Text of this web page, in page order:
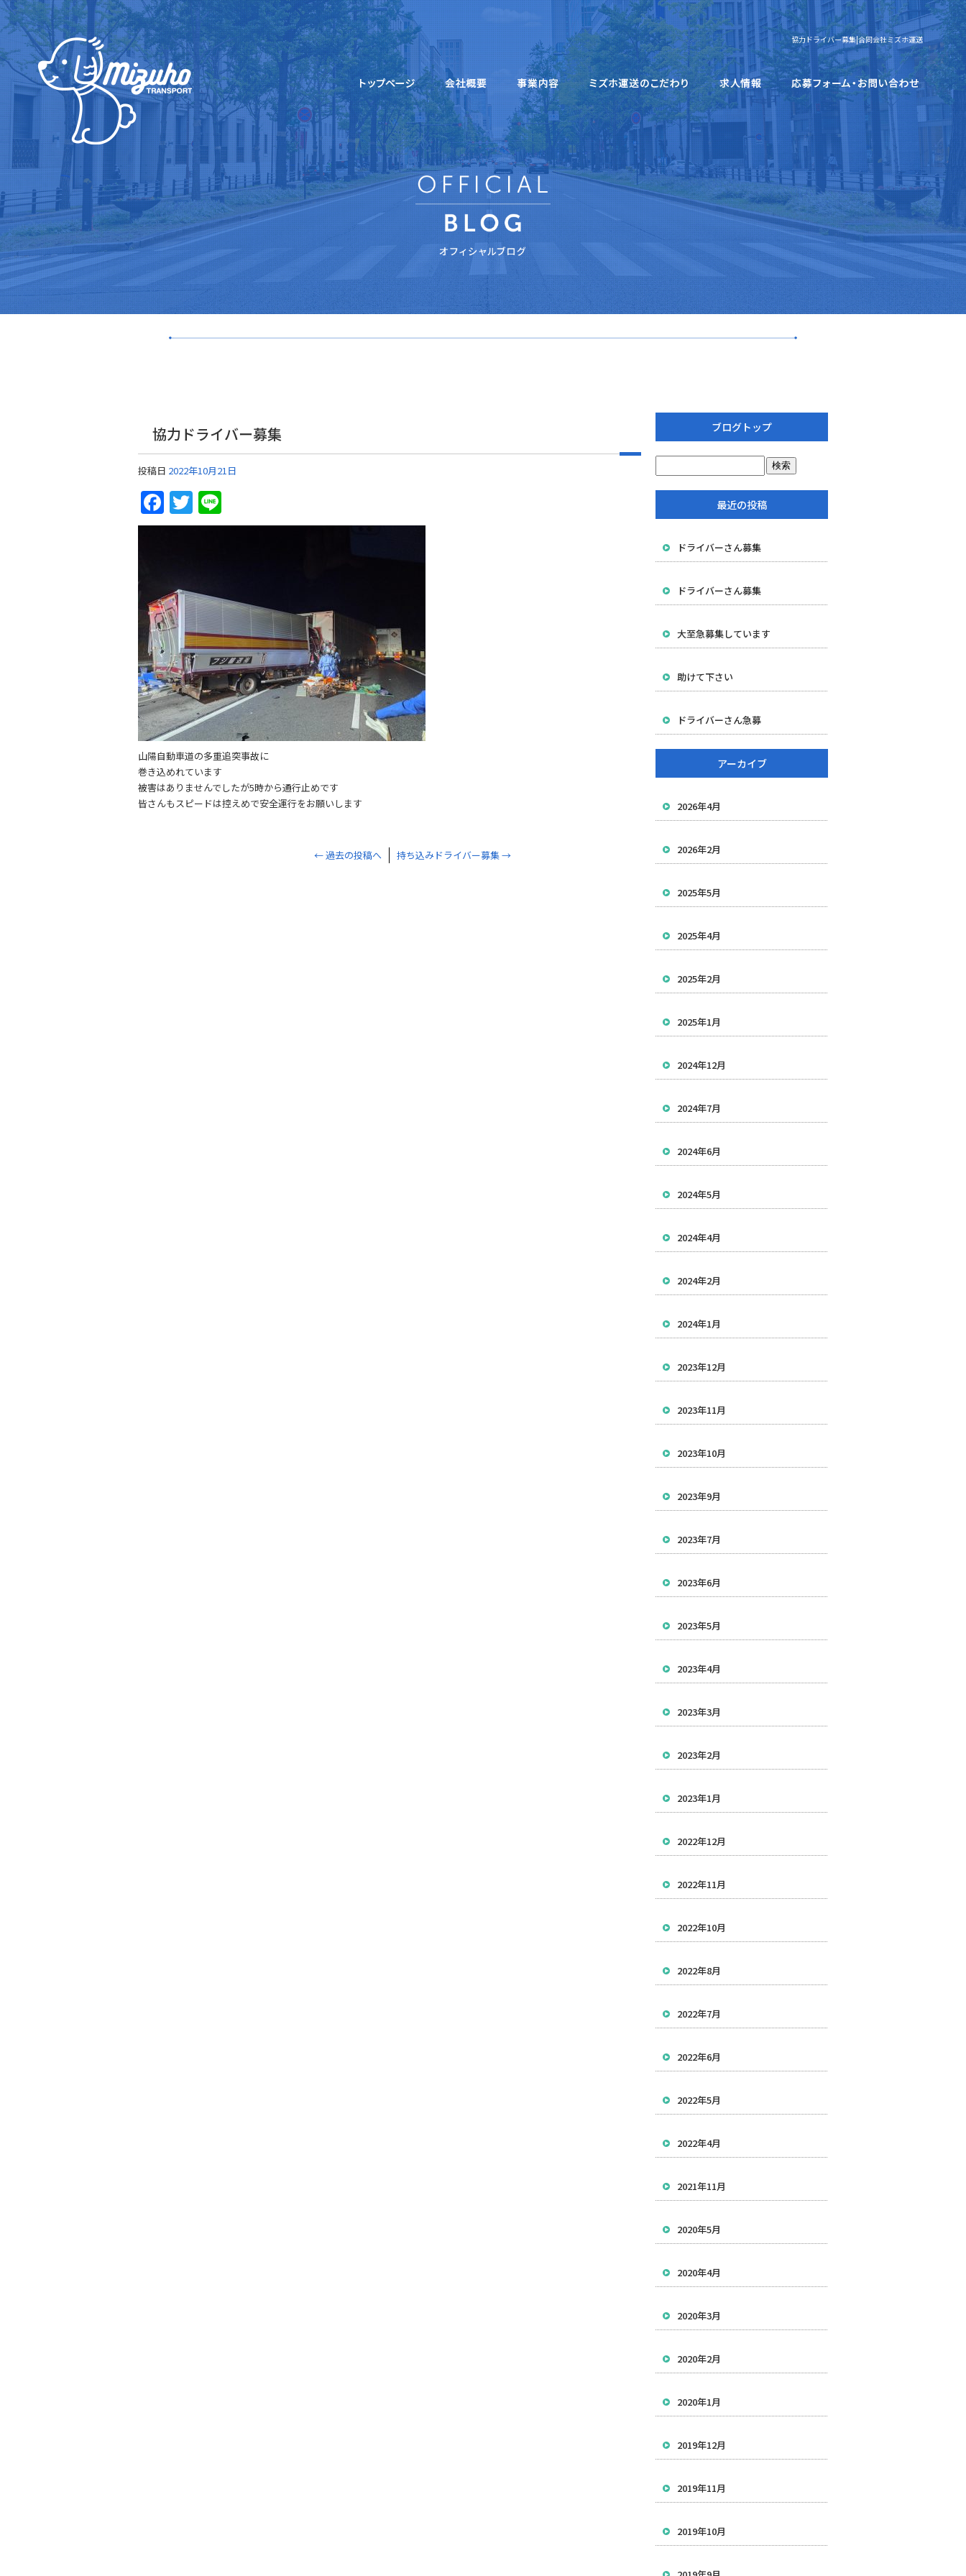
協力ドライバー募集|合同会社ミズホ運送
協力ドライバー募集
投稿日 2022年10月21日
Facebook
Twitter
山陽自動車道の多重追突事故に
巻き込めれています
被害はありませんでしたが5時から通行止めです
皆さんもスピードは控えめで安全運行をお願いします
←過去の投稿へ 持ち込みドライバー募集→
ブログトップ
最近の投稿
ドライバーさん募集
ドライバーさん募集
大至急募集しています
助けて下さい
ドライバーさん急募
アーカイブ
2026年4月
2026年2月
2025年5月
2025年4月
2025年2月
2025年1月
2024年12月
2024年7月
2024年6月
2024年5月
2024年4月
2024年2月
2024年1月
2023年12月
2023年11月
2023年10月
2023年9月
2023年7月
2023年6月
2023年5月
2023年4月
2023年3月
2023年2月
2023年1月
2022年12月
2022年11月
2022年10月
2022年8月
2022年7月
2022年6月
2022年5月
2022年4月
2021年11月
2020年5月
2020年4月
2020年3月
2020年2月
2020年1月
2019年12月
2019年11月
2019年10月